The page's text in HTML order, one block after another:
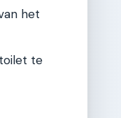
het
te